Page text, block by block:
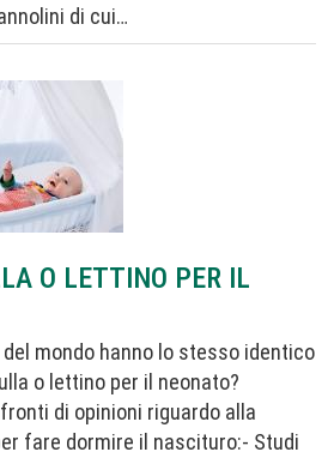
di cui…
O LETTINO PER IL
mondo hanno lo stesso identico
o lettino per il neonato?
di opinioni riguardo alla
fare dormire il nascituro:- Studi